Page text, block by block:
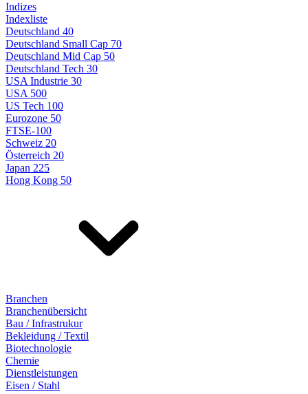
Indizes
Indexliste
Deutschland 40
Deutschland Small Cap 70
Deutschland Mid Cap 50
Deutschland Tech 30
USA Industrie 30
USA 500
US Tech 100
Eurozone 50
FTSE-100
Schweiz 20
Österreich 20
Japan 225
Hong Kong 50
Branchen
Branchenübersicht
Bau / Infrastrukur
Bekleidung / Textil
Biotechnologie
Chemie
Dienstleistungen
Eisen / Stahl